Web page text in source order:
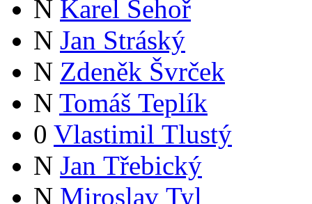
N Karel Sehoř
N Jan Stráský
N Zdeněk Švrček
N Tomáš Teplík
0 Vlastimil Tlustý
N Jan Třebický
N Miroslav Tyl